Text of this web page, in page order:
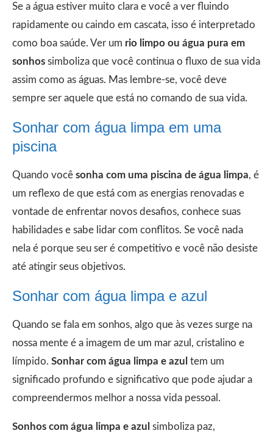
Se a água estiver muito clara e você a ver fluindo
rapidamente ou caindo em cascata, isso é interpretado
como boa saúde. Ver um rio limpo ou água pura em
sonhos simboliza que você continua o fluxo de sua vida
assim como as águas. Mas lembre-se, você deve
sempre ser aquele que está no comando de sua vida.
Sonhar com água limpa em uma
piscina
Quando você sonha com uma piscina de água limpa, é
um reflexo de que está com as energias renovadas e
vontade de enfrentar novos desafios, conhece suas
habilidades e sabe lidar com conflitos. Se você nada
nela é porque seu ser é competitivo e você não desiste
até atingir seus objetivos.
Sonhar com água limpa e azul
Quando se fala em sonhos, algo que às vezes surge na
nossa mente é a imagem de um mar azul, cristalino e
límpido. Sonhar com água limpa e azul tem um
significado profundo e significativo que pode ajudar a
compreendermos melhor a nossa vida pessoal.
Sonhos com água limpa e azul simboliza paz,